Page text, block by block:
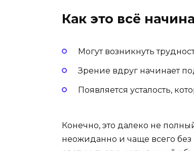
Как это всё
Могут возникнуть
Зрение вдруг начинает
Появляется усталость,
Конечно, это далеко не
неожиданно и чаще всего